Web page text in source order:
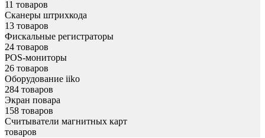
11 товаров
Сканеры штрихкода
13 товаров
Фискальные регистраторы
24 товаров
POS-мониторы
26 товаров
Оборудование iiko
284 товаров
Экран повара
158 товаров
Считыватели магнитных карт
товаров